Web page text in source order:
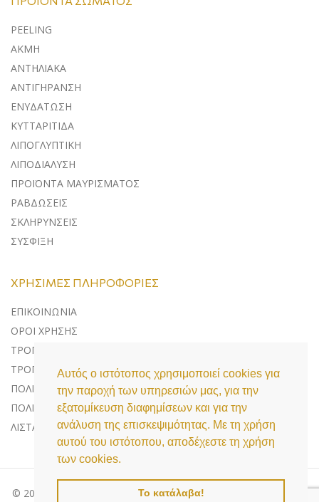
Αυτός ο ιστότοπος χρησιμοποιεί cookies για
την παροχή των υπηρεσιών μας, για την
εξατομίκευση διαφημίσεων και για την
ανάλυση της επισκεψιμότητας. Με τη χρήση
αυτού του ιστότοπου, αποδέχεστε τη χρήση
των cookies.
Το κατάλαβα!
PEELING
ΑΚΜΗ
ΑΝΤΗΛΙΑΚΑ
ΑΝΤΙΓΗΡΑΝΣΗ
ΕΝΥΔΑΤΩΣΗ
ΚΥΤΤΑΡΙΤΙΔΑ
ΛΙΠΟΓΛΥΠΤΙΚΗ
ΛΙΠΟΔΙΑΛΥΣΗ
ΠΡΟΪΟΝΤΑ ΜΑΥΡΙΣΜΑΤΟΣ
ΡΑΒΔΩΣΕΙΣ
ΣΚΛΗΡΥΝΣΕΙΣ
ΣΥΣΦΙΞΗ
ΧΡΉΣΙΜΕΣ ΠΛΗΡΟΦΟΡΊΕΣ
ΕΠΙΚΟΙΝΩΝΊΑ
ΌΡΟΙ ΧΡΉΣΗΣ
ΤΡΌΠΟΙ ΠΛΗΡΩΜΉΣ
ΤΡΌΠΟΙ ΑΠΟΣΤΟΛΉΣ
ΠΟΛΙΤΙΚΉ ΕΠΙΣΤΡΟΦΏΝ
ΠΟΛΙΤΙΚΉ ΠΡΟΣΤΑΣΊΑΣ ΔΕΔΟΜΈΝΩΝ
ΛΊΣΤΑ COOKIES
© 2020 Medi Aesthetics, All Rights Reserved | Powered by